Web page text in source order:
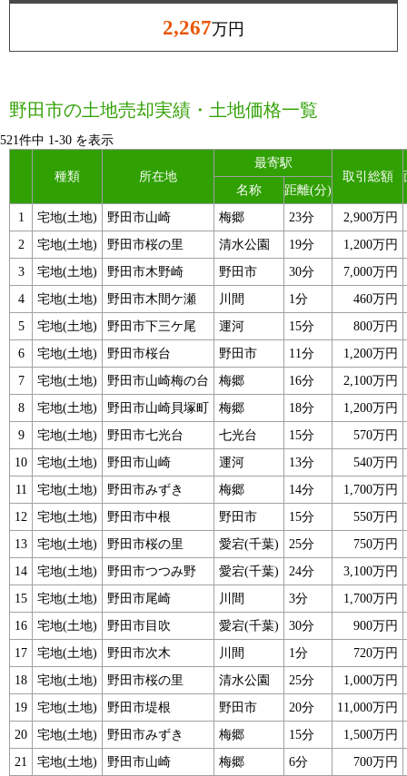
2,267万円
野田市の土地売却実績・土地価格一覧
521件中 1-30 を表示
種類 所在地
最寄駅
取引総額
名称
距離(分)
1
宅地(土地) 野田市山崎 梅郷 23分
2,900万円
2
宅地(土地) 野田市桜の里 清水公園 19分
1,200万円
3
宅地(土地) 野田市木野崎 野田市 30分
7,000万円
4
宅地(土地) 野田市木間ケ瀬 川間 1分
460万円
5
宅地(土地) 野田市下三ケ尾 運河 15分
800万円
6
宅地(土地) 野田市桜台 野田市 11分
1,200万円
7
宅地(土地) 野田市山崎梅の台 梅郷 16分
2,100万円
8
宅地(土地) 野田市山崎貝塚町 梅郷 18分
1,200万円
9
宅地(土地) 野田市七光台 七光台 15分
570万円
10
宅地(土地) 野田市山崎 運河 13分
540万円
11
宅地(土地) 野田市みずき 梅郷 14分
1,700万円
12
宅地(土地) 野田市中根 野田市 15分
550万円
13
宅地(土地) 野田市桜の里 愛宕(千葉) 25分
750万円
14
宅地(土地) 野田市つつみ野 愛宕(千葉) 24分
3,100万円
15
宅地(土地) 野田市尾崎 川間 3分
1,700万円
16
宅地(土地) 野田市目吹 愛宕(千葉) 30分
900万円
17
宅地(土地) 野田市次木 川間 1分
720万円
18
宅地(土地) 野田市桜の里 清水公園 25分
1,000万円
19
宅地(土地) 野田市堤根 野田市 20分
11,000万円
20
宅地(土地) 野田市みずき 梅郷 15分
1,500万円
21
宅地(土地) 野田市山崎 梅郷 6分 700万円